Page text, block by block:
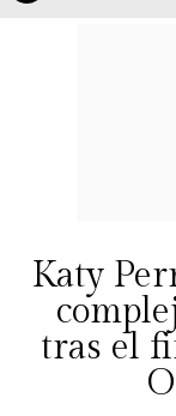
Katy
tras el